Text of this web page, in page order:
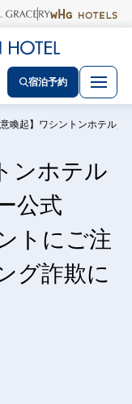
宿泊予約
意喚起】ワシントンホテル
ンホテル
公式
トにご注
グ詐欺に